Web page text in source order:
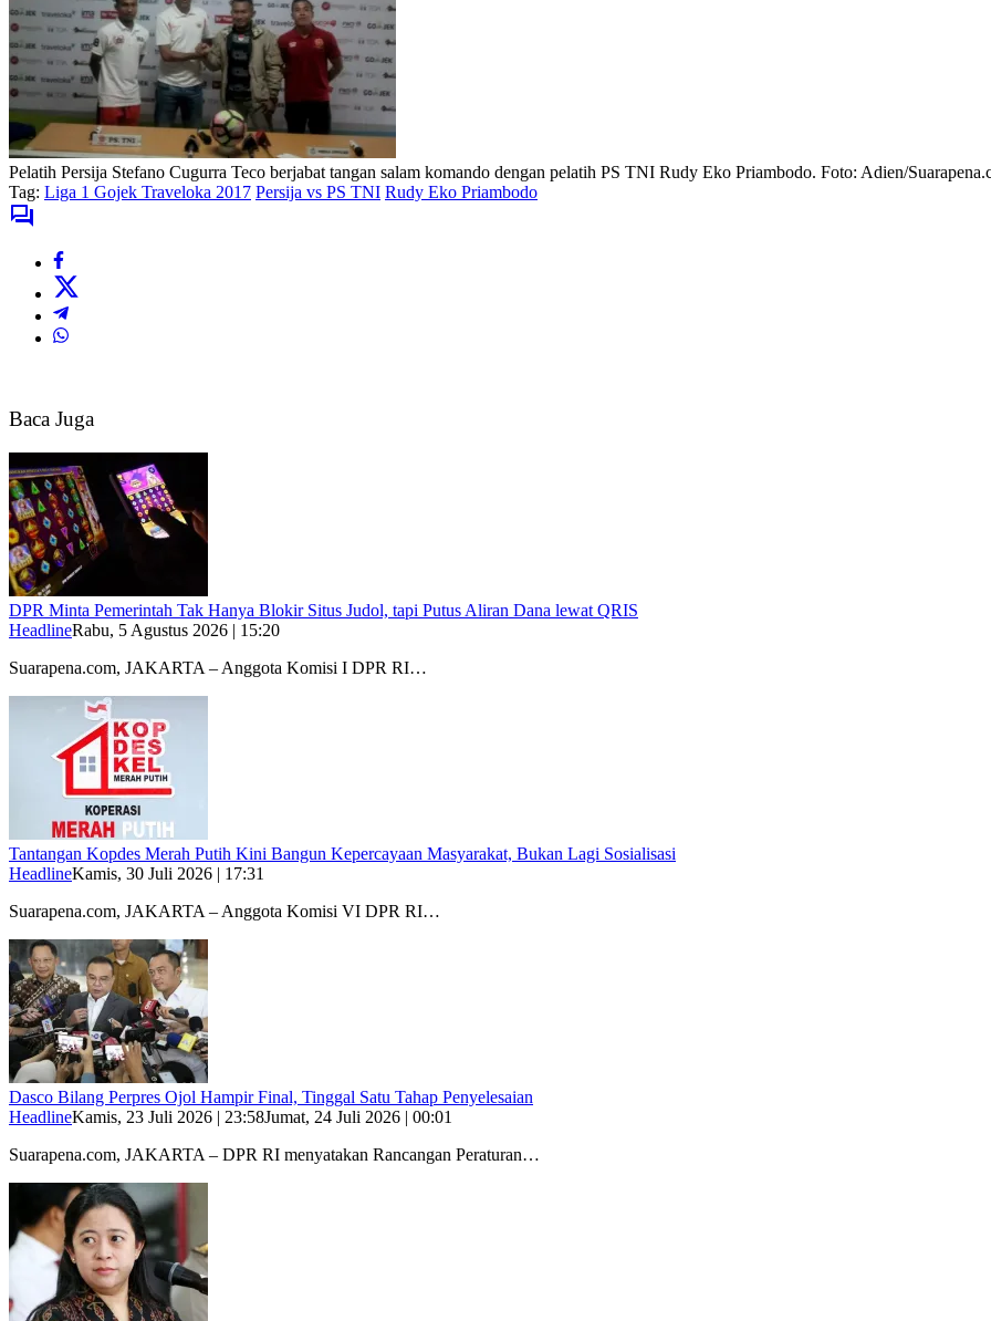
Pelatih Persija Stefano Cugurra Teco berjabat tangan salam komando dengan pelatih PS TNI Rudy Eko Priambodo. Foto: Adien/
Tag: Liga 1 Gojek Traveloka 2017 Persija vs PS TNI Rudy Eko Priambodo
Baca Juga
DPR Minta Pemerintah Tak Hanya Blokir Situs Judol, tapi Putus Aliran Dana lewat QRIS
HeadlineRabu, 5 Agustus 2026 | 15:20
Suarapena.com, JAKARTA – Anggota Komisi I DPR RI…
Tantangan Kopdes Merah Putih Kini Bangun Kepercayaan Masyarakat, Bukan Lagi Sosialisasi
HeadlineKamis, 30 Juli 2026 | 17:31
Suarapena.com, JAKARTA – Anggota Komisi VI DPR RI…
Dasco Bilang Perpres Ojol Hampir Final, Tinggal Satu Tahap Penyelesaian
HeadlineKamis, 23 Juli 2026 | 23:58Jumat, 24 Juli 2026 | 00:01
Suarapena.com, JAKARTA – DPR RI menyatakan Rancangan Peraturan…